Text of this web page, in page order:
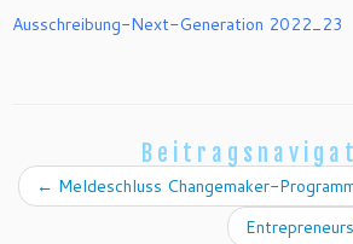
Ausschreibung-Next-Generation 2022_23
← Meldeschluss Changemaker-